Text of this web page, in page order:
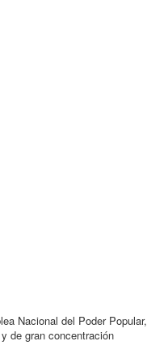
Nacional del Poder Popular,
de gran concentración